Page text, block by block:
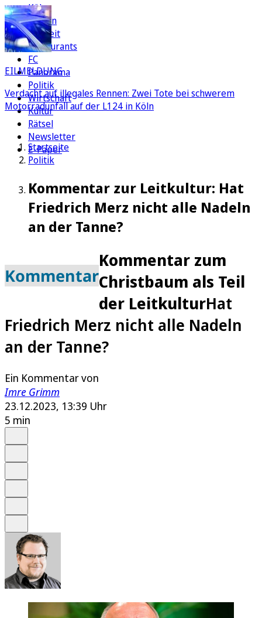
Köln
Region
Freizeit
Restaurants
FC
Panorama
Politik
Wirtschaft
Kultur
Rätsel
Newsletter
E-Paper
EILMELDUNG
Verdacht auf illegales Rennen: Zwei Tote bei schwerem
Motorradunfall auf der L124 in Köln
Startseite
Politik
Kommentar zur Leitkultur: Hat
Friedrich Merz nicht alle Nadeln
an der Tanne?
Kommentar
Kommentar zum
Christbaum als Teil
der LeitkulturHat
Friedrich Merz nicht alle Nadeln
an der Tanne?
Ein Kommentar von
Imre Grimm
23.12.2023, 13:39 Uhr
5 min